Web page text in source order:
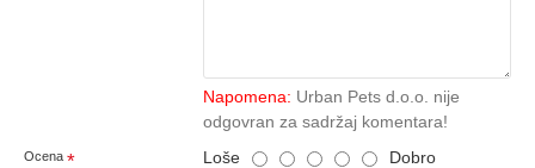
Napomena: Urban Pets d.o.o. nije
odgovran za sadržaj komentara!
Ocena Loše Dobro